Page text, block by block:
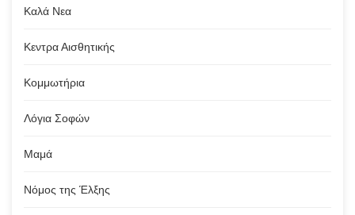
Καλά Νεα
Κεντρα Αισθητικής
Κομμωτήρια
Λόγια Σοφών
Μαμά
Νόμος της Έλξης